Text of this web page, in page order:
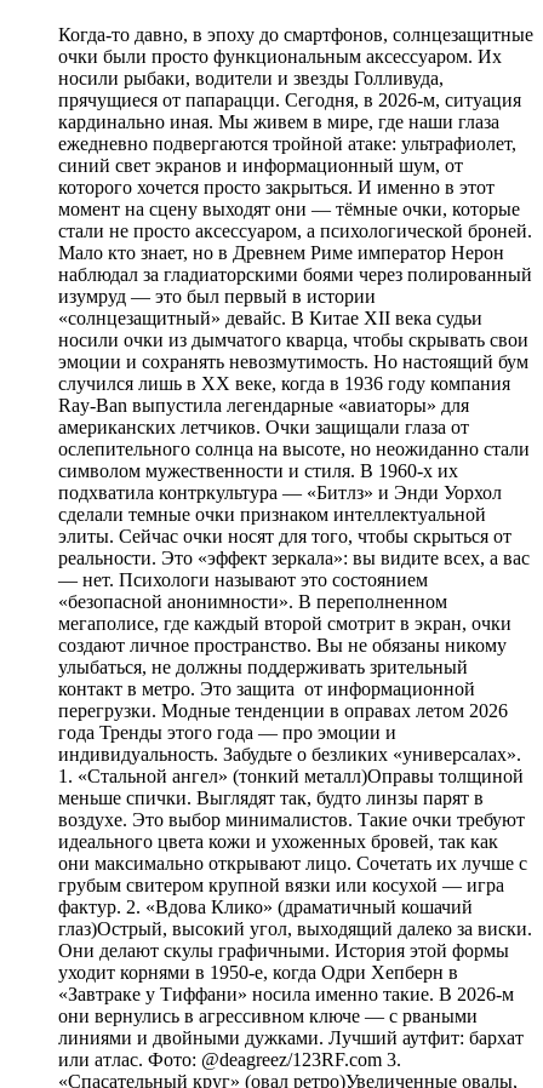
Когда-то давно, в эпоху до смартфонов, солнцезащитные
очки были просто функциональным аксессуаром. Их
носили рыбаки, водители и звезды Голливуда,
прячущиеся от папарацци. Сегодня, в 2026-м, ситуация
кардинально иная. Мы живем в мире, где наши глаза
ежедневно подвергаются тройной атаке: ультрафиолет,
синий свет экранов и информационный шум, от
которого хочется просто закрыться. И именно в этот
момент на сцену выходят они — тёмные очки, которые
стали не просто аксессуаром, а психологической броней.
Мало кто знает, но в Древнем Риме император Нерон
наблюдал за гладиаторскими боями через полированный
изумруд — это был первый в истории
«солнцезащитный» девайс. В Китае XII века судьи
носили очки из дымчатого кварца, чтобы скрывать свои
эмоции и сохранять невозмутимость. Но настоящий бум
случился лишь в XX веке, когда в 1936 году компания
Ray-Ban выпустила легендарные «авиаторы» для
американских летчиков. Очки защищали глаза от
ослепительного солнца на высоте, но неожиданно стали
символом мужественности и стиля. В 1960-х их
подхватила контркультура — «Битлз» и Энди Уорхол
сделали темные очки признаком интеллектуальной
элиты. Сейчас очки носят для того, чтобы скрыться от
реальности. Это «эффект зеркала»: вы видите всех, а вас
— нет. Психологи называют это состоянием
«безопасной анонимности». В переполненном
мегаполисе, где каждый второй смотрит в экран, очки
создают личное пространство. Вы не обязаны никому
улыбаться, не должны поддерживать зрительный
контакт в метро. Это защита от информационной
перегрузки. Модные тенденции в оправах летом 2026
года Тренды этого года — про эмоции и
индивидуальность. Забудьте о безликих «универсалах».
1. «Стальной ангел» (тонкий металл)Оправы толщиной
меньше спички. Выглядят так, будто линзы парят в
воздухе. Это выбор минималистов. Такие очки требуют
идеального цвета кожи и ухоженных бровей, так как
они максимально открывают лицо. Сочетать их лучше с
грубым свитером крупной вязки или косухой — игра
фактур. 2. «Вдова Клико» (драматичный кошачий
глаз)Острый, высокий угол, выходящий далеко за виски.
Они делают скулы графичными. История этой формы
уходит корнями в 1950-е, когда Одри Хепберн в
«Завтраке у Тиффани» носила именно такие. В 2026-м
они вернулись в агрессивном ключе — с рваными
линиями и двойными дужками. Лучший аутфит: бархат
или атлас. Фото: @deagreez/123RF.com 3.
«Спасательный круг» (овал ретро)Увеличенные овалы,